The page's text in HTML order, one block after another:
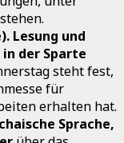
Lesung und
der Sparte
steht fest,
für
erhalten hat.
Sprache,